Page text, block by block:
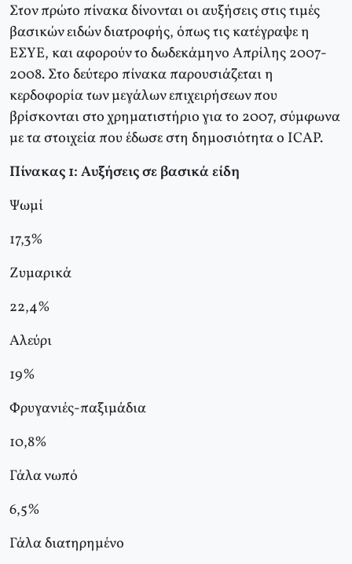
Στον πρώτο πίνακα δίνονται οι αυξήσεις στις τιμές
βασικών ειδών διατροφής, όπως τις κατέγραψε η
ΕΣΥΕ, και αφορούν το δωδεκάμηνο Απρίλης 2007-
2008. Στο δεύτερο πίνακα παρουσιάζεται η
κερδοφορία των μεγάλων επιχειρήσεων που
βρίσκονται στο χρηματιστήριο για το 2007, σύμφωνα
με τα στοιχεία που έδωσε στη δημοσιότητα ο ICAP.
Πίνακας 1: Αυξήσεις σε βασικά είδη
Ψωμί
17,3%
Ζυμαρικά
22,4%
Αλεύρι
19%
Φρυγανιές-παξιμάδια
10,8%
Γάλα νωπό
6,5%
Γάλα διατηρημένο